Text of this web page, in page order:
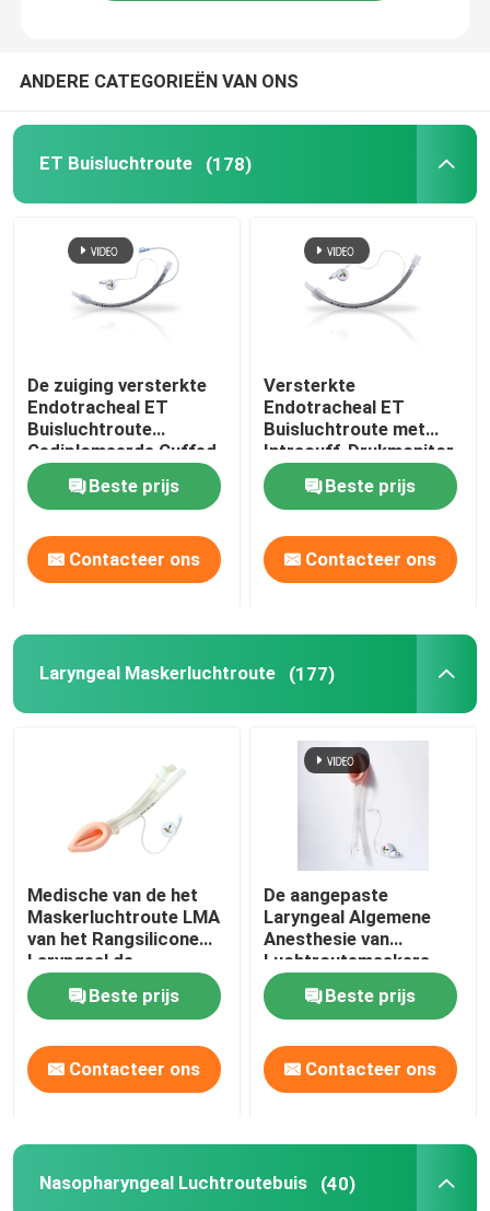
ANDERE CATEGORIEËN VAN ONS
ET Buisluchtroute (178)
De zuiging versterkte
Endotracheal ET
Buisluchtroute
Gediplomeerde Cuffed
ISO13485
Beste prijs
Contacteer ons
Versterkte
Endotracheal ET
Buisluchtroute met
Intracuff-Drukmonitor
Beste prijs
Contacteer ons
Laryngeal Maskerluchtroute (177)
Medische van de het
Maskerluchtroute LMA
van het Rangsilicone
Laryngeal de
Beschermerluchtroute
Beste prijs
Contacteer ons
De aangepaste
Laryngeal Algemene
Anesthesie van
Luchtroutemaskers
LMA
Beste prijs
Contacteer ons
Nasopharyngeal Luchtroutebuis (40)